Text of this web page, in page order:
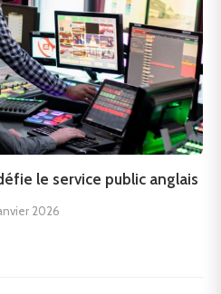
le service public anglais
2026